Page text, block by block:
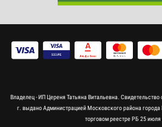
Владелец - ИП Цереня Татьяна Витальевна.
г. выдано Администрацией Московского района
торговом реестре РБ 25 июля